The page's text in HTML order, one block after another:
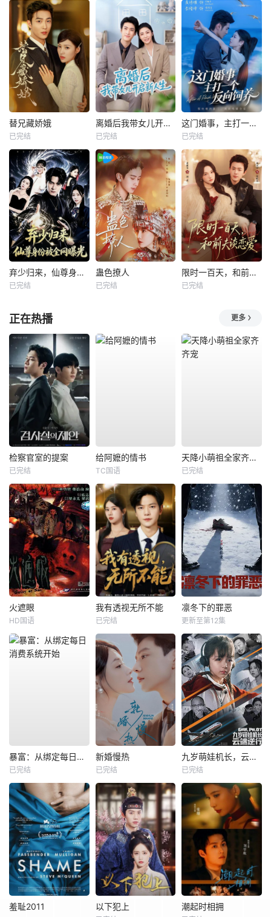
替兄藏娇娥
已完结
离婚后我带女儿开启新人生
已完结
这门婚事，主打一个反向饲养
已完结
弃少归来，仙尊身份被全网曝光
已完结
蛊色撩人
已完结
限时一百天，和前夫谈恋爱
已完结
正在热播 更多
检察官室的提案
已完结
给阿嬷的情书
TC国语
天降小萌祖全家齐齐宠
已完结
火遮眼
HD国语
我有透视无所不能
已完结
凛冬下的罪恶
更新至第12集
暴富：从绑定每日消费系统开始
已完结
新婚慢热
已完结
九岁萌娃机长，云端逆行
已完结
羞耻2011 以下犯上 潮起时相拥